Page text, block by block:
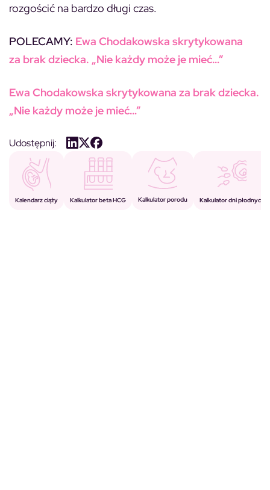
rozgościć na bardzo długi czas.
POLECAMY: Ewa Chodakowska skrytykowana
za brak dziecka. „Nie każdy może je mieć…”
Ewa Chodakowska skrytykowana za brak dziecka.
„Nie każdy może je mieć…”
Udostępnij:
Kalendarz ciąży Kalkulator beta HCG Kalkulator porodu Kalkulator dni płodnych